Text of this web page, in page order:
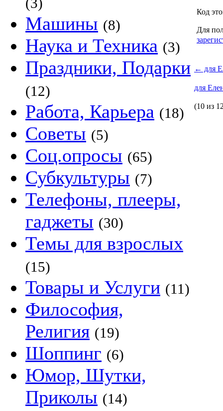
Машины (8)
Наука и Техника (3)
Праздники, Подарки
(12)
Работа, Карьера (18)
Советы (5)
Соц.опросы (65)
Субкультуры (7)
Телефоны, плееры,
гаджеты (30)
Темы для взрослых
(15)
Товары и Услуги (11)
Философия,
Религия (19)
Шоппинг (6)
Юмор, Шутки,
Приколы (14)
Код
Для
← для
для
(10 из